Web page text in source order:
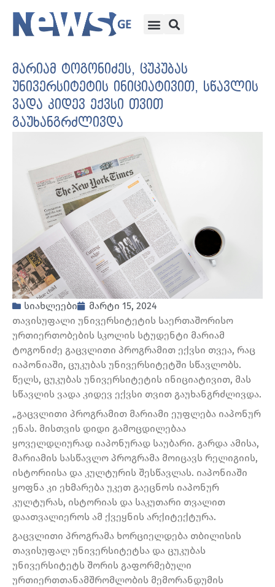
მარიამ ტოგონიძეს, ცუკუბას
უნივერსიტეტის ინიციატივით, სწავლის
ვადა კიდევ ექვსი თვით
გაუხანგრძლივდა
სიახლეები
მარტი 15, 2024
თავისუფალი უნივერსიტეტის საერთაშორისო
ურთიერთობების სკოლის სტუდენტი მარიამ
ტოგონიძე გაცვლითი პროგრამით ექვსი თვეა, რაც
იაპონიაში, ცუკუბას უნივერსიტეტში სწავლობს.
წელს, ცუკუბას უნივერსიტეტის ინიციატივით, მას
სწავლის ვადა კიდევ ექვსი თვით გაუხანგრძლივდა.
„გაცვლითი პროგრამით მარიამი ეუფლება იაპონურ
ენას. მისთვის დიდი გამოცდილებაა
ყოველდღიურად იაპონურად საუბარი. გარდა ამისა,
მარიამის სასწავლო პროგრამა მოიცავს რელიგიის,
ისტორიისა და კულტურის შესწავლას. იაპონიაში
ყოფნა კი ეხმარება უკეთ გაეცნოს იაპონურ
კულტურას, ისტორიას და საკუთარი თვალით
დაათვალიეროს ამ ქვეყნის არქიტექტურა.
გაცვლითი პროგრამა ხორციელდება თბილისის
თავისუფალ უნივერსიტეტსა და ცუკუბას
უნივერსიტეტს შორის გაფორმებული
ურთიერთთანამშრომლობის მემორანდუმის